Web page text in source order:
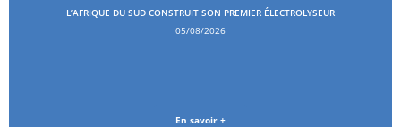
L’AFRIQUE DU SUD CONSTRUIT SON PREMIER ÉLECTROLYSEUR
05/08/2026
En savoir +